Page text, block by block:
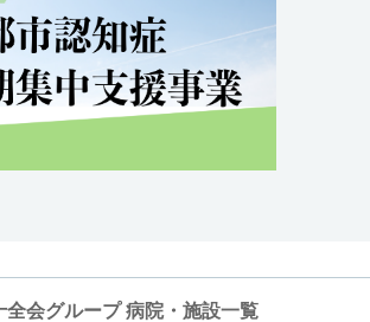
全会グループ 病院・施設一覧